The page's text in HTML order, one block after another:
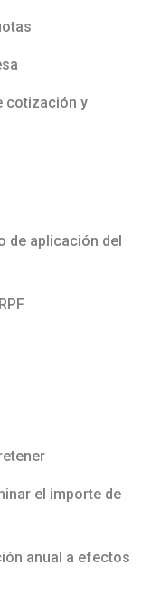
cotización y
de aplicación del
el importe de
anual a efectos